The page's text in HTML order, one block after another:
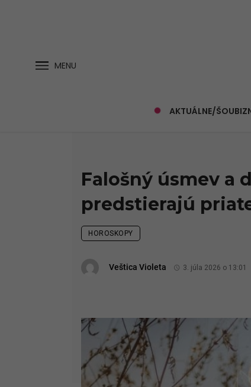
MENU
AKTUÁLNE/
Falošný úsmev a
predstierajú
HOROSKOPY
Veštica Violeta 3. júla 2026 o 13:01